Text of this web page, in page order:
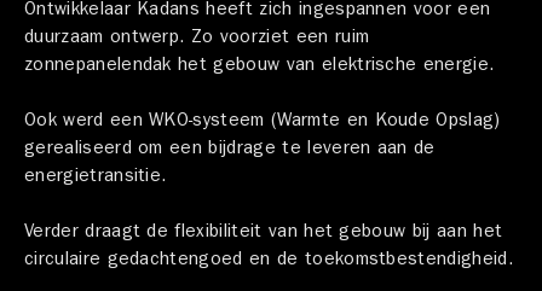
Ontwikkelaar Kadans heeft zich ingespannen voor een
duurzaam ontwerp. Zo voorziet een ruim
zonnepanelendak het gebouw van elektrische energie.
Ook werd een WKO-systeem (Warmte en Koude Opslag)
gerealiseerd om een bijdrage te leveren aan de
energietransitie.
Verder draagt de flexibiliteit van het gebouw bij aan het
circulaire gedachtengoed en de toekomstbestendigheid.